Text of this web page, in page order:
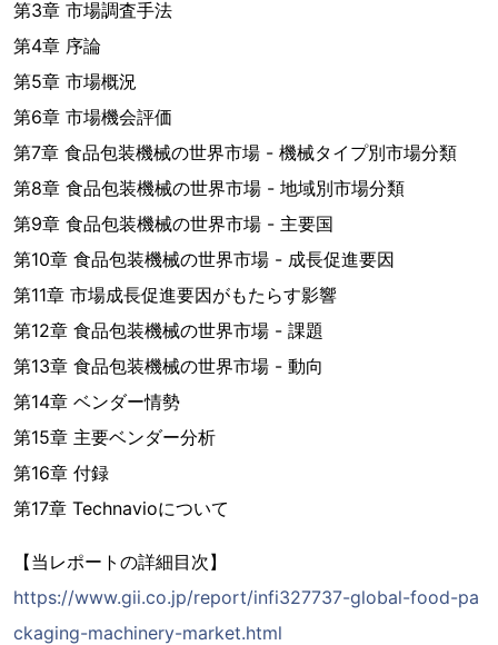
第3章 市場調査手法
第4章 序論
第5章 市場概況
第6章 市場機会評価
第7章 食品包装機械の世界市場 - 機械タイプ別市場分類
第8章 食品包装機械の世界市場 - 地域別市場分類
第9章 食品包装機械の世界市場 - 主要国
第10章 食品包装機械の世界市場 - 成長促進要因
第11章 市場成長促進要因がもたらす影響
第12章 食品包装機械の世界市場 - 課題
第13章 食品包装機械の世界市場 - 動向
第14章 ベンダー情勢
第15章 主要ベンダー分析
第16章 付録
第17章 Technavioについて
【当レポートの詳細目次】
https://www.gii.co.jp/report/infi327737-global-food-pa
ckaging-machinery-market.html